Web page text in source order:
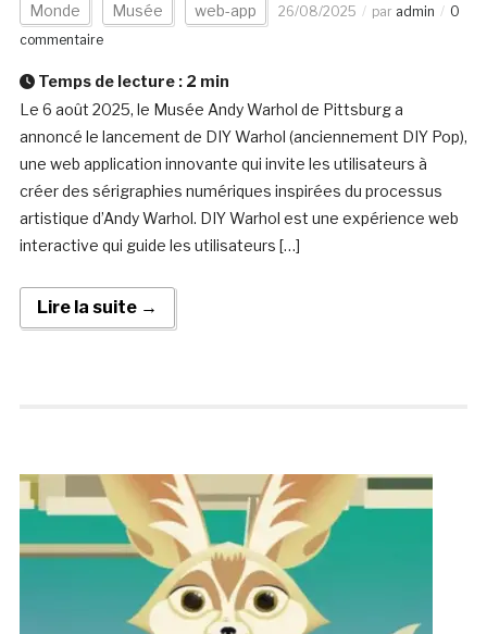
Monde Musée web-app 26/08/2025 par admin
0
commentaire
Temps de lecture : 2 min
Le 6 août 2025, le Musée Andy Warhol de Pittsburg a
annoncé le lancement de DIY Warhol (anciennement DIY Pop),
une web application innovante qui invite les utilisateurs à
créer des sérigraphies numériques inspirées du processus
artistique d’Andy Warhol. DIY Warhol est une expérience web
interactive qui guide les utilisateurs […]
Lire la suite →